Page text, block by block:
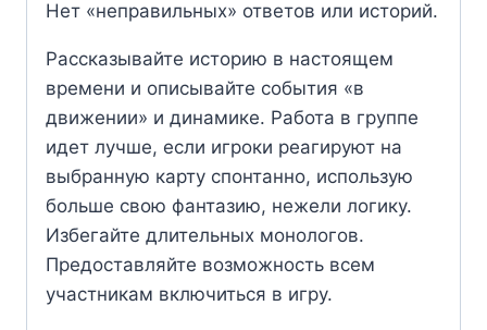
Нет «неправильных» ответов или историй.
Рассказывайте историю в настоящем
времени и описывайте события «в
движении» и динамике. Работа в группе
идет лучше, если игроки реагируют на
выбранную карту спонтанно, использую
больше свою фантазию, нежели логику.
Избегайте длительных монологов.
Предоставляйте возможность всем
участникам включиться в игру.